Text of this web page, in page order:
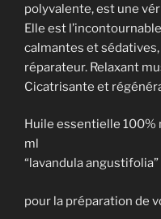
polyvalente, est une
Elle est
calmantes et
réparateur. Relaxant
Cicatrisante et
Huile essentielle 100%
ml
“lavandula angustifolia”
pour la préparation de